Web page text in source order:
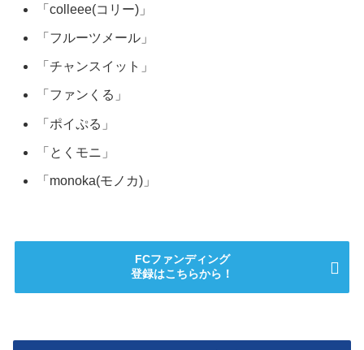
「colleee(コリー)」
「フルーツメール」
「チャンスイット」
「ファンくる」
「ポイぷる」
「とくモニ」
「monoka(モノカ)」
FCファンディング
登録はこちらから！